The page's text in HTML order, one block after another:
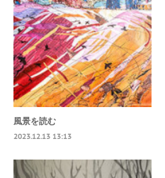
風景を読む
2023.12.13 13:13